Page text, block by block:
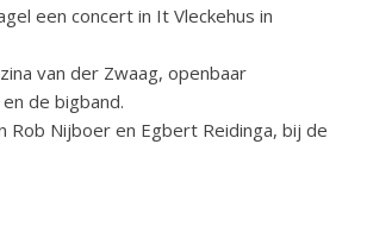
een concert in It Vleckehus in
van der Zwaag, openbaar
de bigband.
Rob Nijboer en Egbert Reidinga, bij de